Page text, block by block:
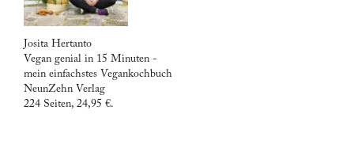
Josita Hertanto
Vegan genial in 15 Minuten -
mein einfachstes Vegankochbuch
NeunZehn Verlag
224 Seiten, 24,95 €.